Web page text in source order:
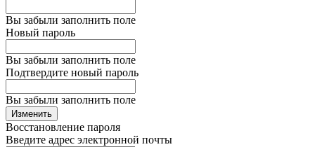
Вы забыли заполнить поле
Новый пароль
Вы забыли заполнить поле
Подтвердите новый пароль
Вы забыли заполнить поле
Изменить
Восстановление пароля
Введите адрес электронной почты